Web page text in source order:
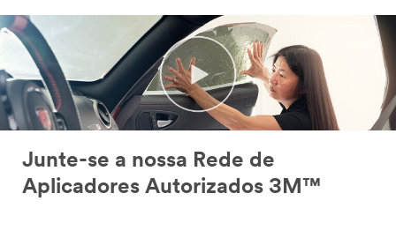
Junte-se a nossa Rede de
Aplicadores Autorizados 3M™